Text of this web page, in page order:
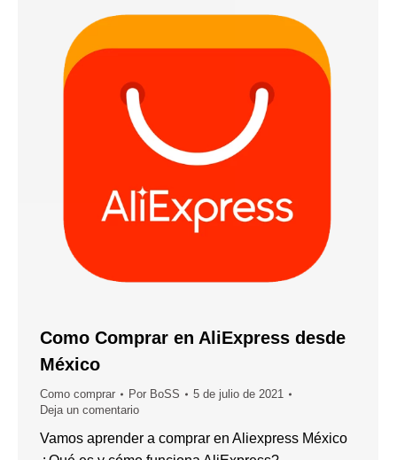
Como Comprar en AliExpress desde
México
Como comprar Por BoSS
5 de julio de 2021
Deja un comentario
Vamos aprender a comprar en Aliexpress México